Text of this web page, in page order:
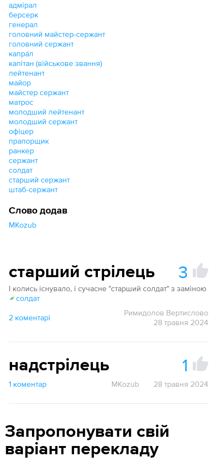
адмірал
берсерк
генерал
головний майстер-сержант
головний сержант
капра́л
капітан (військове звання)
лейтенант
майор
майстер сержант
матрос
молодший лейтенант
молодший сержант
офіцер
прапорщик
ранкер
сержант
солдат
старший сержант
штаб-сержант
Слово додав
MKozub
старший стрілець 3
І колись існувало, і сучасне "старший солдат" з заміною
солдат
2 коментарі
Римидолов Вертислово
28 травня 2024
надстрілець 1
1 коментар MKozub 28 травня 2024
Запропонувати свій
варіант перекладу